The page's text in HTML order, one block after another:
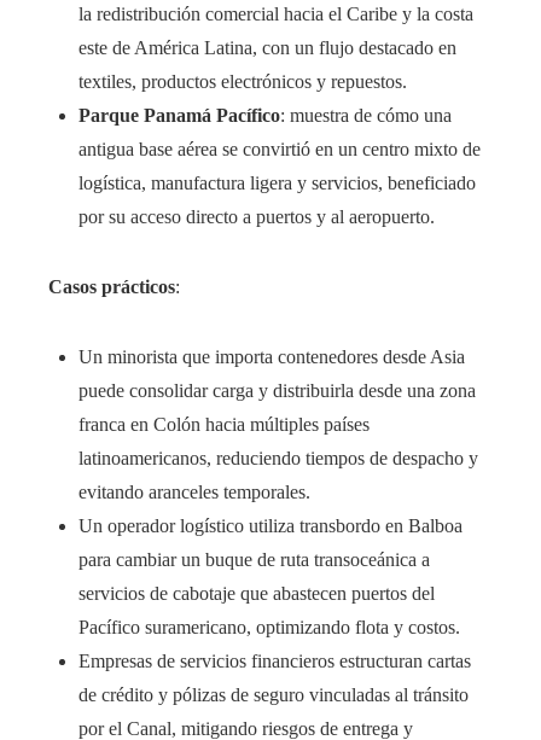
la redistribución comercial hacia el Caribe y la costa
este de América Latina, con un flujo destacado en
textiles, productos electrónicos y repuestos.
Parque Panamá Pacífico: muestra de cómo una
antigua base aérea se convirtió en un centro mixto de
logística, manufactura ligera y servicios, beneficiado
por su acceso directo a puertos y al aeropuerto.
Casos prácticos:
Un minorista que importa contenedores desde Asia
puede consolidar carga y distribuirla desde una zona
franca en Colón hacia múltiples países
latinoamericanos, reduciendo tiempos de despacho y
evitando aranceles temporales.
Un operador logístico utiliza transbordo en Balboa
para cambiar un buque de ruta transoceánica a
servicios de cabotaje que abastecen puertos del
Pacífico suramericano, optimizando flota y costos.
Empresas de servicios financieros estructuran cartas
de crédito y pólizas de seguro vinculadas al tránsito
por el Canal, mitigando riesgos de entrega y